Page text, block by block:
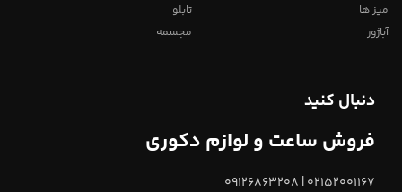
میز ها
آباژور
تابلو
مجسمه
دنبال کنید
فروش ساعت و لوازم دکوری
02152001167 | 09126863208